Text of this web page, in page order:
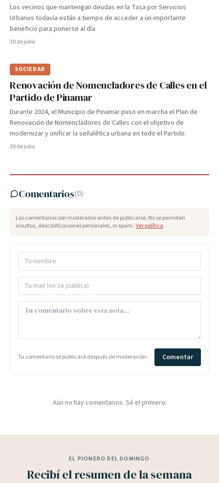
Los vecinos que mantengan deudas en la Tasa por Servicios
Urbanos todavía están a tiempo de acceder a un importante
beneficio para ponerse al día
30 de julio
SOCIEDAD
Renovación de Nomencladores de Calles en el
Partido de Pinamar
Durante 2024, el Municipio de Pinamar puso en marcha el Plan de
Renovación de Nomencladores de Calles con el objetivo de
modernizar y unificar la señalética urbana en todo el Partido.
30 de julio
Comentarios(0)
Los comentarios son moderados antes de publicarse. No se permiten
insultos, descalificaciones personales, ni spam. Ver política
Tu comentario se publicará después de moderación. Comentar
Aún no hay comentarios. Sé el primero.
EL PIONERO DEL DOMINGO
Recibí el resumen de la semana